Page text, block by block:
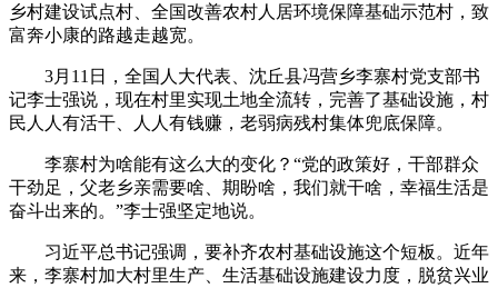
乡村建设试点村、全国改善农村人居环境保障基础示范村，致
富奔小康的路越走越宽。
3月11日，全国人大代表、沈丘县冯营乡李寨村党支部书
记李士强说，现在村里实现土地全流转，完善了基础设施，村
民人人有活干、人人有钱赚，老弱病残村集体兜底保障。
李寨村为啥能有这么大的变化？“党的政策好，干部群众
干劲足，父老乡亲需要啥、期盼啥，我们就干啥，幸福生活是
奋斗出来的。”李士强坚定地说。
习近平总书记强调，要补齐农村基础设施这个短板。近年
来，李寨村加大村里生产、生活基础设施建设力度，脱贫兴业